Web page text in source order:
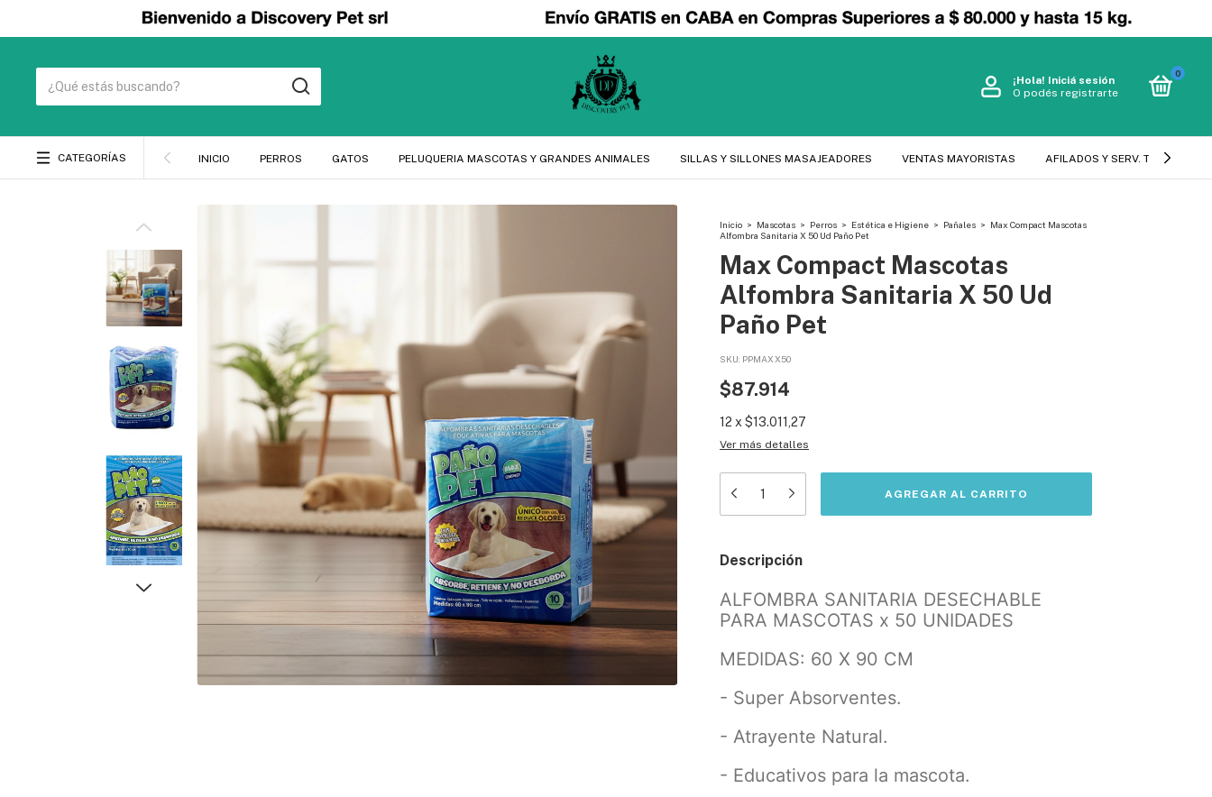
¡Hola! Iniciá sesión
O podés registrarte
0
CATEGORÍAS INICIO PERROS GATOS PELUQUERIA MASCOTAS Y GRANDES ANIMALES SILLAS Y SILLONES MASAJEADORES VENTAS MAYORISTAS AFILADOS Y SERV. TECNICO
Inicio > Mascotas > Perros > Estética e Higiene > Pañales > Max Compact Mascotas
Alfombra Sanitaria X 50 Ud Paño Pet
Max Compact Mascotas
Alfombra Sanitaria X 50 Ud
Paño Pet
SKU: PPMAXX50
$87.914
12 x $13.011,27
Ver más detalles
Descripción
ALFOMBRA SANITARIA DESECHABLE
PARA MASCOTAS x 50 UNIDADES
MEDIDAS: 60 X 90 CM
- Super Absorventes.
- Atrayente Natural.
- Educativos para la mascota.